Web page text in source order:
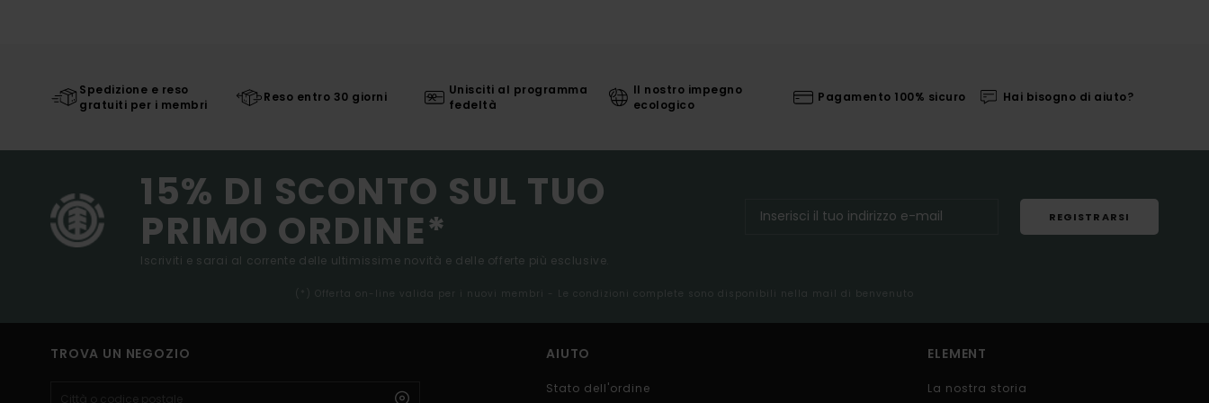
Spedizione e reso
gratuiti per i membri
Reso entro 30 giorni
Unisciti al programma
fedeltà
Il nostro impegno
ecologico
Pagamento 100% sicuro Hai bisogno di aiuto?
15% DI SCONTO SUL TUO
PRIMO ORDINE*
Iscriviti e sarai al corrente delle ultimissime novità e delle offerte più esclusive.
REGISTRARSI
(*) Offerta on-line valida per i nuovi membri - Le condizioni complete sono disponibili nella mail di benvenuto
TROVA UN NEGOZIO AIUTO
Stato dell'ordine
ELEMENT
La nostra storia